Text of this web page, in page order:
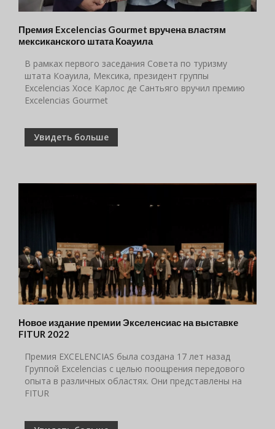
Премия Excelencias Gourmet вручена властям
мексиканского штата Коауила
В рамках первого заседания Совета по туризму
штата Коауила, Мексика, президент группы
Excelencias Хосе Карлос де Сантьяго вручил премию
Excelencias Gourmet
Увидеть больше
Новое издание премии Экселенсиас на выставке
FITUR 2022
Премия EXCELENCIAS была создана 17 лет назад
Группой Excelencias с целью поощрения передового
опыта в различных областях. Они представлены на
FITUR